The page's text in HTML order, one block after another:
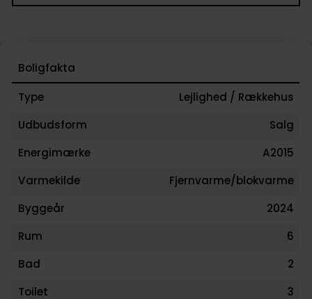
Boligfakta
Type
Lejlighed / Rækkehus
Udbudsform
Salg
Energimærke
A2015
Varmekilde
Fjernvarme/blokvarme
Byggeår
2024
Rum
6
Bad
2
Toilet
3